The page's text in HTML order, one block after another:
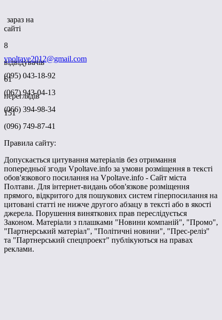
зараз на
сайті
8
відвідувачів
61
переглядів
151
vpoltave2012@gmail.com
(095) 043-18-92
(067) 943-04-13
(066) 394-98-34
(096) 749-87-41
Правила сайту:
Допускається цитування матеріалів без отримання
попередньої згоди Vpoltave.info за умови розміщення в тексті
обов'язкового посилання на Vpoltave.info - Сайт міста
Полтави. Для інтернет-видань обов'язкове розміщення
прямого, відкритого для пошукових систем гіперпосилання на
цитовані статті не нижче другого абзацу в тексті або в якості
джерела. Порушення виняткових прав переслідується
Законом. Матеріали з плашками "Новини компаній", "Промо",
"Партнерський матеріал", "Політичні новини", "Прес-реліз"
та "Партнерський спецпроект" публікуються на правах
реклами.